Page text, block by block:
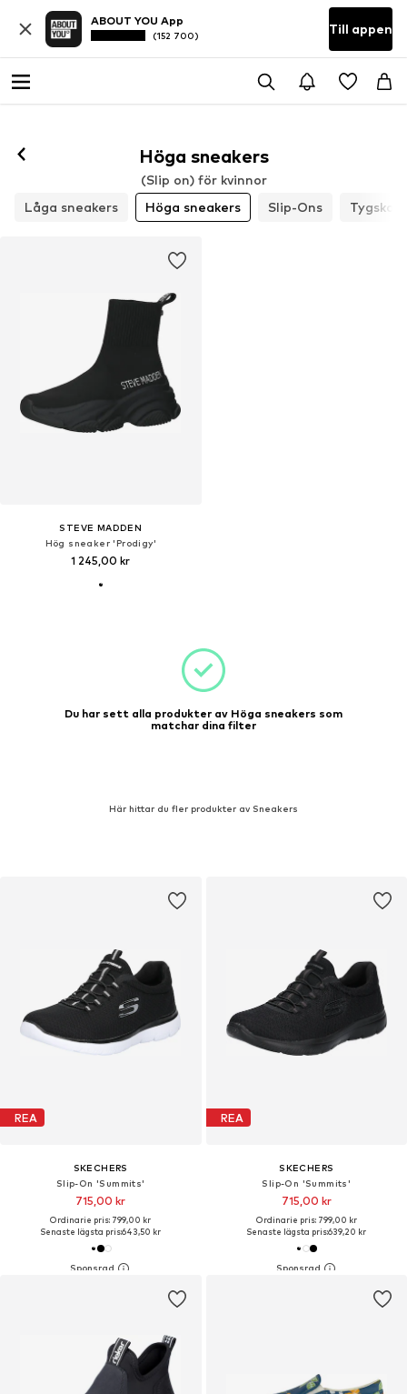
ABOUT YOU App
(152 700) Till appen
Höga sneakers
(Slip on) för kvinnor
Låga sneakers
Höga sneakers Slip-Ons Tygskor
STEVE MADDEN
Hög sneaker 'Prodigy'
1 245,00 kr
Du har sett alla produkter av Höga sneakers som
matchar dina filter
Här hittar du fler produkter av Sneakers
REA
SKECHERS
Slip-On 'Summits'
715,00 kr
Ordinarie pris: 799,00 kr
Senaste lägsta pris:643,50 kr
REA
SKECHERS
Slip-On 'Summits'
715,00 kr
Ordinarie pris: 799,00 kr
Senaste lägsta pris:639,20 kr